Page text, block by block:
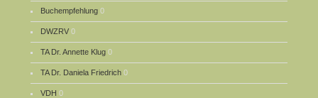
Buchempfehlung 0
DWZRV 0
TA Dr. Annette Klug 0
TA Dr. Daniela Friedrich 0
VDH 0